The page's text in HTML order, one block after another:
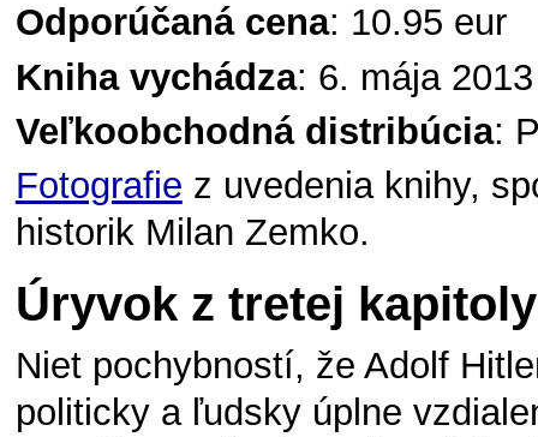
Odporúčaná cena: 10.95 eur
Kniha vychádza: 6. mája 2013
Veľkoobchodná distribúcia:
Fotografie z uvedenia knihy,
historik Milan Zemko.
Úryvok z tretej kapitoly
Niet pochybností, že Adolf
politicky a ľudsky úplne